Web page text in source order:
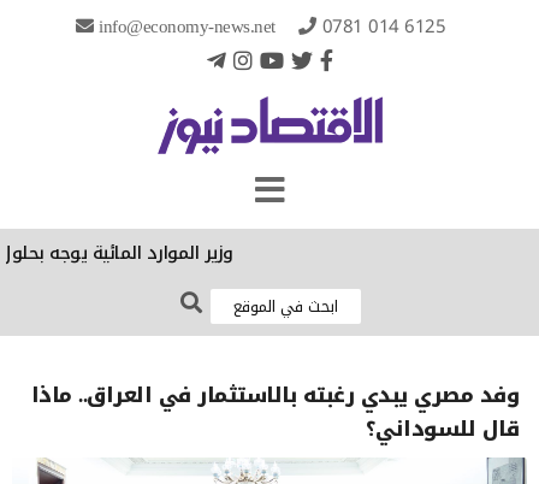
info@economy-news.net 0781 014 6125
وزير الموارد المائية يوجه
وفد مصري يبدي رغبته بالاستثمار في العراق.. ماذا
قال للسوداني؟